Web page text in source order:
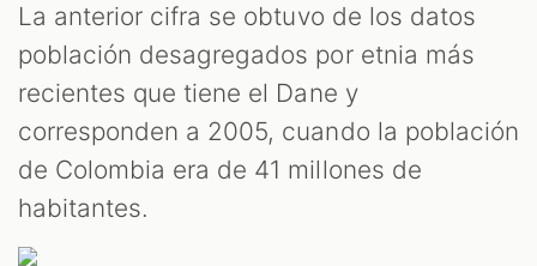
La anterior cifra se obtuvo de los datos
población desagregados por etnia más
recientes que tiene el Dane y
corresponden a 2005, cuando la población
de Colombia era de 41 millones de
habitantes.